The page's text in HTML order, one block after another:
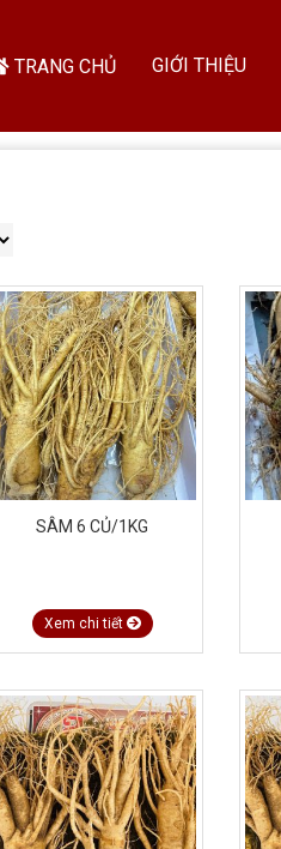
TRANG CHỦ GIỚI THIỆU
SÂM 6 CỦ/1KG
Xem chi tiết